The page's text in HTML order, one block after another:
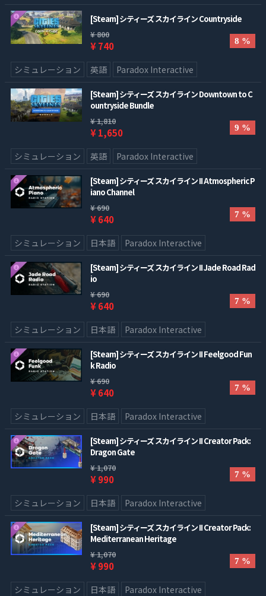
[Steam] シティーズ スカイライン Countryside
¥ 800
¥ 740 8 %
シミュレーション 英語 Paradox Interactive
[Steam] シティーズ スカイライン Downtown to C
ountryside Bundle
¥ 1,810
¥ 1,650 9 %
シミュレーション 英語 Paradox Interactive
[Steam] シティーズ スカイライン II Atmospheric P
iano Channel
¥ 690
¥ 640 7 %
シミュレーション 日本語 Paradox Interactive
[Steam] シティーズ スカイライン II Jade Road Rad
io
¥ 690
¥ 640 7 %
シミュレーション 日本語 Paradox Interactive
[Steam] シティーズ スカイライン II Feelgood Fun
k Radio
¥ 690
¥ 640 7 %
シミュレーション 日本語 Paradox Interactive
[Steam] シティーズ スカイライン II Creator Pack:
Dragon Gate
¥ 1,070
¥ 990 7 %
シミュレーション 日本語 Paradox Interactive
[Steam] シティーズ スカイライン II Creator Pack:
Mediterranean Heritage
¥ 1,070
¥ 990 7 %
シミュレーション 日本語 Paradox Interactive